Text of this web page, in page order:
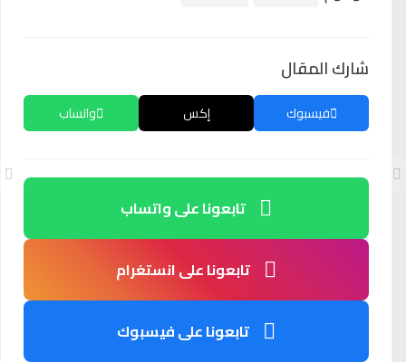
شارك المقال
فيسبوك إكس واتساب
تابعونا على واتساب
تابعونا على انستغرام
تابعونا على فيسبوك